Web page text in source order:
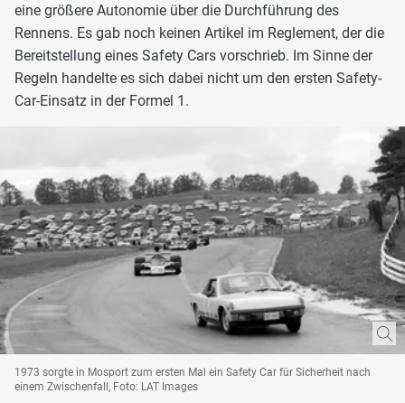
eine größere Autonomie über die Durchführung des
Rennens. Es gab noch keinen Artikel im Reglement, der die
Bereitstellung eines Safety Cars vorschrieb. Im Sinne der
Regeln handelte es sich dabei nicht um den ersten Safety-
Car-Einsatz in der Formel 1.
1973 sorgte in Mosport zum ersten Mal ein Safety Car für Sicherheit nach
einem Zwischenfall, Foto: LAT Images